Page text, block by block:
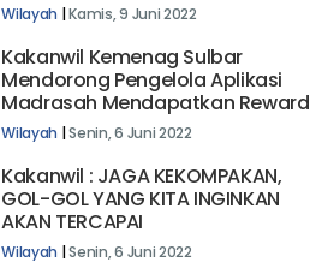
Wilayah |Kamis, 9 Juni 2022
Kakanwil Kemenag Sulbar
Mendorong Pengelola Aplikasi
Madrasah Mendapatkan Reward
Wilayah |Senin, 6 Juni 2022
Kakanwil : JAGA KEKOMPAKAN,
GOL-GOL YANG KITA INGINKAN
AKAN TERCAPAI
Wilayah |Senin, 6 Juni 2022